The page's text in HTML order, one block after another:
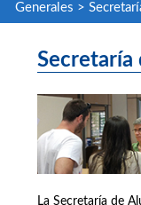
Generales >
Secretaría
La Secretaría de